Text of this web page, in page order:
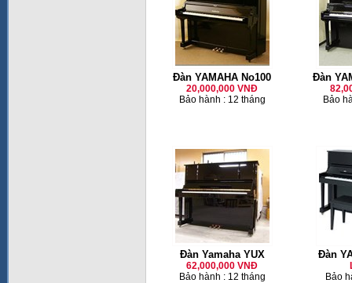
Đàn YAMAHA No100
20,000,000 VNĐ
Bảo hành : 12 tháng
Đàn
Bảo
Đàn Yamaha YUX
62,000,000 VNĐ
Bảo hành : 12 tháng
Đàn
Bảo